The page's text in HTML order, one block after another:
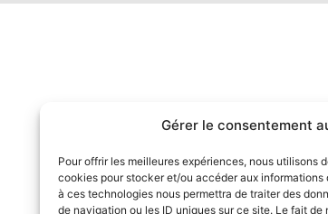
Gérer le consentement
Pour offrir les meilleures expériences, nous utilisons
cookies pour stocker et/ou accéder aux informations
à ces technologies nous permettra de traiter des
de navigation ou les ID uniques sur ce site. Le fait de